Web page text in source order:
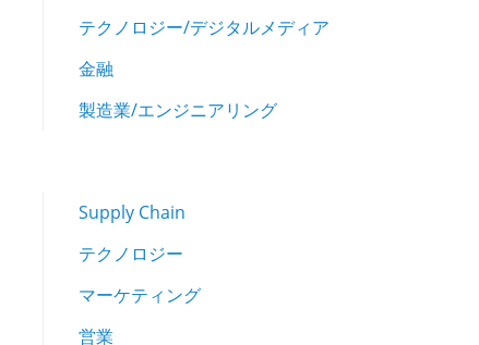
テクノロジー/デジタルメディア
金融
製造業/エンジニアリング
Supply Chain
テクノロジー
マーケティング
営業